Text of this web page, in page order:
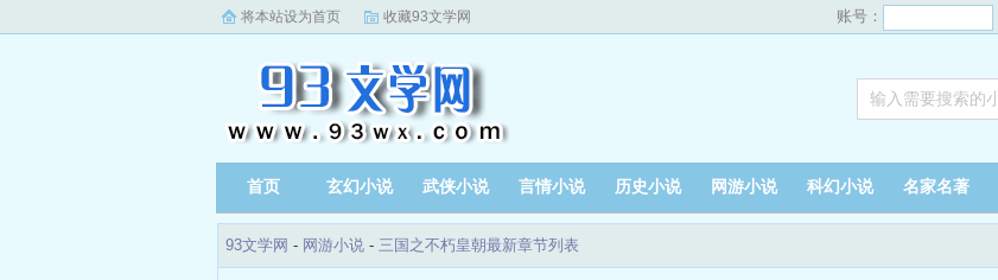
将本站设为首页 收藏93文学网 账号：
首页 玄幻小说 武侠小说 言情小说 历史小说 网游小说 科幻小说 名家名著
93文学网 - 网游小说 - 三国之不朽皇朝最新章节列表